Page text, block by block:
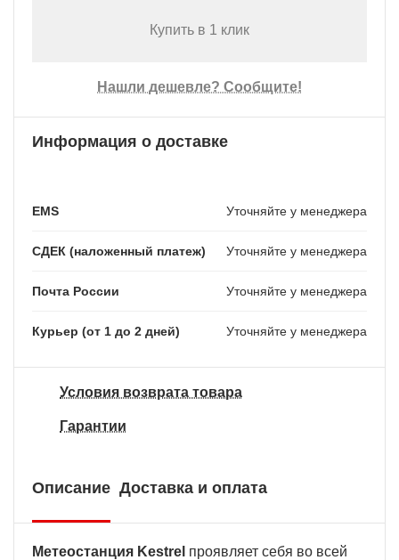
Купить в 1 клик
Нашли дешевле? Сообщите!
Информация о доставке
EMS Уточняйте у менеджера
СДЕК (наложенный платеж) Уточняйте у менеджера
Почта России Уточняйте у менеджера
Курьер (от 1 до 2 дней) Уточняйте у менеджера
Условия возврата товара
Гарантии
Описание Доставка и оплата
Метеостанция Kestrel проявляет себя во всей